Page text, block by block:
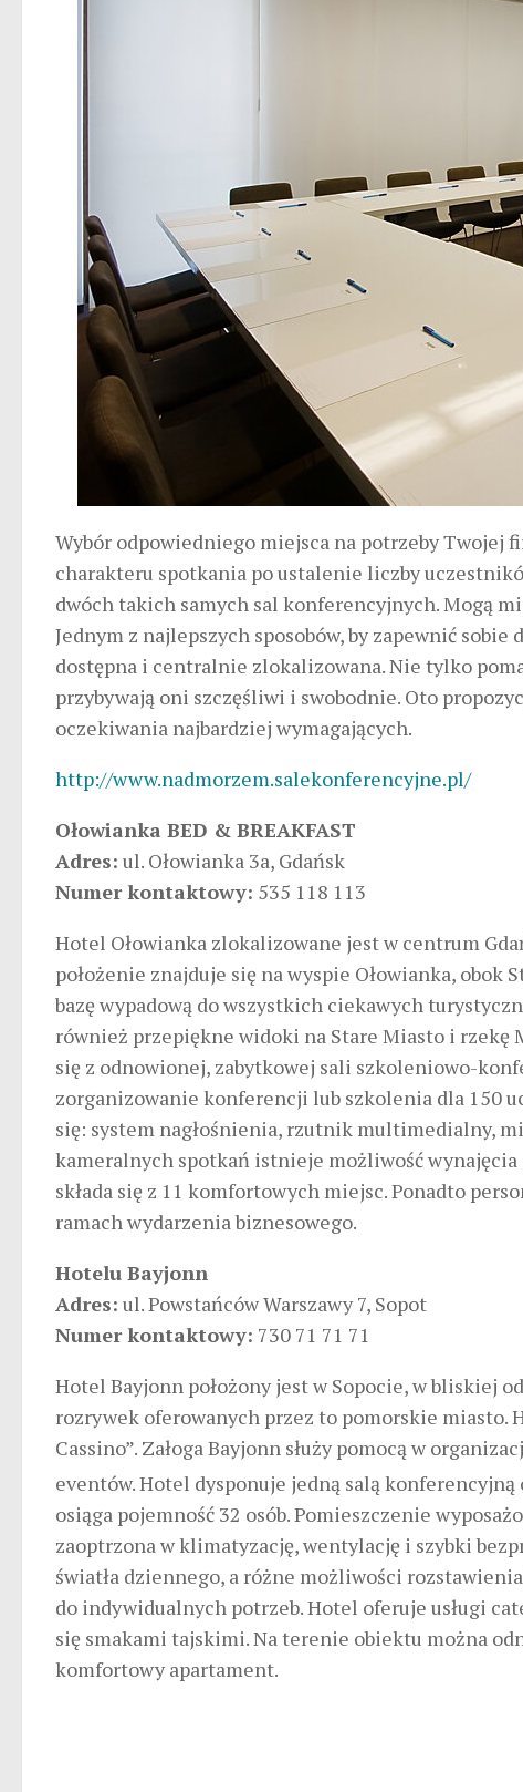
Wybór odpowiedniego miejsca na potrzeby Twojej
charakteru spotkania po ustalenie liczby
dwóch takich samych sal konferencyjnych. Mogą
Jednym z najlepszych sposobów, by zapewnić
dostępna i centralnie zlokalizowana. Nie tylko
przybywają oni szczęśliwi i swobodnie. Oto
oczekiwania najbardziej wymagających.
http://www.nadmorzem.salekonferencyjne.pl/
Ołowianka BED & BREAKFAST
Adres: ul. Ołowianka 3a, Gdańsk
Numer kontaktowy: 535 118 113
Hotel Ołowianka zlokalizowane jest w centrum
położenie znajduje się na wyspie Ołowianka, obok
bazę wypadową do wszystkich ciekawych
również przepiękne widoki na Stare Miasto i rzekę
się z odnowionej, zabytkowej sali szkoleniowo-
zorganizowanie konferencji lub szkolenia dla 150
się: system nagłośnienia, rzutnik multimedialny,
kameralnych spotkań istnieje możliwość wynajęcia
składa się z 11 komfortowych miejsc. Ponadto
ramach wydarzenia biznesowego.
Hotelu Bayjonn
Adres: ul. Powstańców Warszawy 7, Sopot
Numer kontaktowy: 730 71 71 71
Hotel Bayjonn położony jest w Sopocie, w bliskiej
rozrywek oferowanych przez to pomorskie miasto.
Cassino”. Załoga Bayjonn służy pomocą w
eventów. Hotel dysponuje jedną salą
osiąga pojemność 32 osób. Pomieszczenie
zaoptrzona w klimatyzację, wentylację i szybki
światła dziennego, a różne możliwości
do indywidualnych potrzeb. Hotel oferuje usługi
się smakami tajskimi. Na terenie obiektu można
komfortowy apartament.